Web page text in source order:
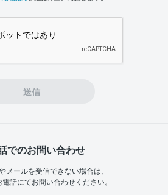
送信
でのお問い合わせ
メールを受信できない場合は、
話にてお問い合わせください。